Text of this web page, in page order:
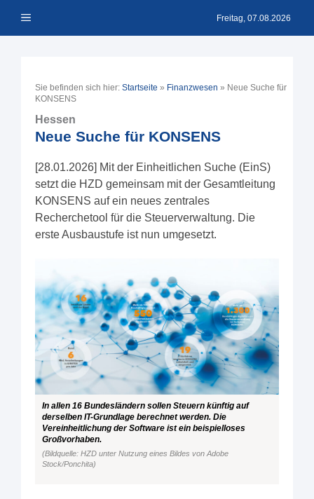
Inhalt Menü Freitag, 07.08.2026
Sie befinden sich hier: Startseite » Finanzwesen » Neue Suche für
KONSENS
Hessen
Neue Suche für KONSENS
[28.01.2026] Mit der Einheitlichen Suche (EinS)
setzt die HZD gemeinsam mit der Gesamtleitung
KONSENS auf ein neues zentrales
Recherchetool für die Steuerverwaltung. Die
erste Ausbaustufe ist nun umgesetzt.
In allen 16 Bundesländern sollen Steuern künftig auf
derselben IT-Grundlage berechnet werden. Die
Vereinheitlichung der Software ist ein beispielloses
Großvorhaben.
(Bildquelle: HZD unter Nutzung eines Bildes von Adobe
Stock/Ponchita)